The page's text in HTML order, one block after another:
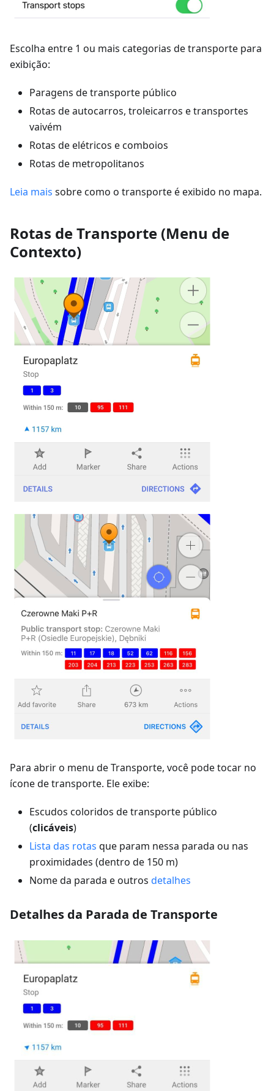
Escolha entre 1 ou mais categorias de transporte para
exibição:
Paragens de transporte público
Rotas de autocarros, troleicarros e transportes
vaivém
Rotas de elétricos e comboios
Rotas de metropolitanos
Leia mais sobre como o transporte é exibido no mapa.
Rotas de Transporte (Menu de
Contexto)
Para abrir o menu de Transporte, você pode tocar no
ícone de transporte. Ele exibe:
Escudos coloridos de transporte público
(clicáveis)
Lista das rotas que param nessa parada ou nas
proximidades (dentro de 150 m)
Nome da parada e outros detalhes
Detalhes da Parada de Transporte